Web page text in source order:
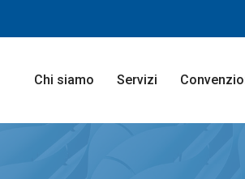
Chi siamo Servizi